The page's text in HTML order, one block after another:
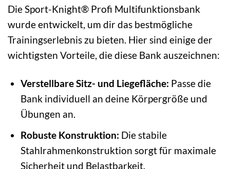
Die Sport-Knight® Profi Multifunktionsbank
wurde entwickelt, um dir das bestmögliche
Trainingserlebnis zu bieten. Hier sind einige der
wichtigsten Vorteile, die diese Bank auszeichnen:
Verstellbare Sitz- und Liegefläche: Passe die
Bank individuell an deine Körpergröße und
Übungen an.
Robuste Konstruktion: Die stabile
Stahlrahmenkonstruktion sorgt für maximale
Sicherheit und Belastbarkeit.